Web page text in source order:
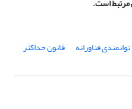
مرتبط است.
فناورانه قانون حداکثر